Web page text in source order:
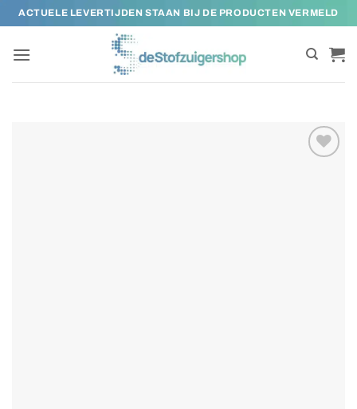
naar
inhoud
ACTUELE LEVERTIJDEN STAAN BIJ DE PRODUCTEN VERMELD